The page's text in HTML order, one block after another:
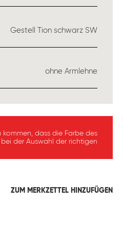
Gestell Tion schwarz SW
ohne Armlehne
dass die Farbe des
der Auswahl der richtigen
ZUM MERKZETTEL HINZUFÜGEN